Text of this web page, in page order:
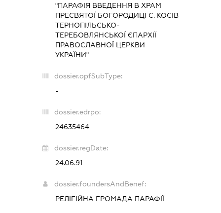
"ПАРАФІЯ ВВЕДЕННЯ В ХРАМ
ПРЕСВЯТОЇ БОГОРОДИЦІ С. КОСІВ
ТЕРНОПІЛЬСЬКО-
ТЕРЕБОВЛЯНСЬКОЇ ЄПАРХІЇ
ПРАВОСЛАВНОЇ ЦЕРКВИ
УКРАЇНИ"
dossier.opfSubType:
-
dossier.edrpo:
24635464
dossier.regDate:
24.06.91
dossier.foundersAndBenef:
РЕЛІГІЙНА ГРОМАДА ПАРАФІЇ